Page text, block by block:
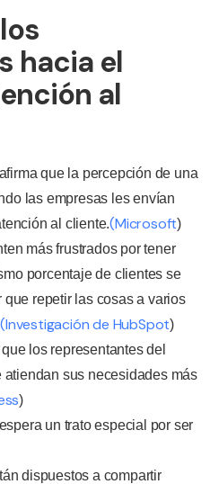
hacia el
al
que la percepción de una
las empresas les envían
al cliente.(Microsoft)
más frustrados por tener
porcentaje de clientes se
repetir las cosas a varios
(Investigación de HubSpot)
los representantes del
sus necesidades más
)
un trato especial por ser
dispuestos a compartir